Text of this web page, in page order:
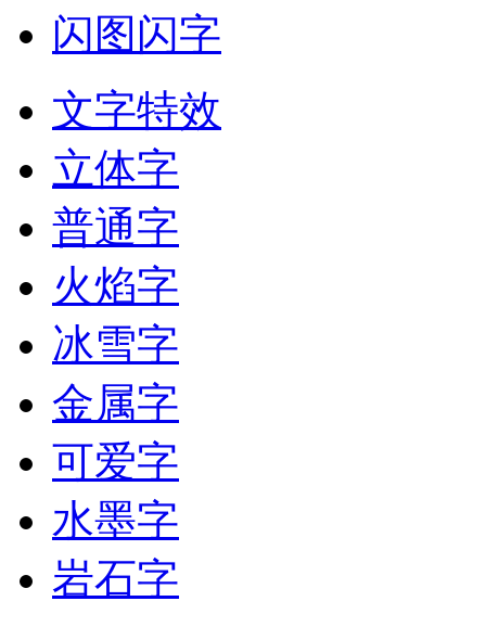
闪图闪字
文字特效
立体字
普通字
火焰字
冰雪字
金属字
可爱字
水墨字
岩石字